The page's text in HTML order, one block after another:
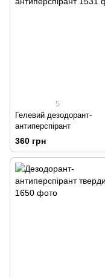
5
Гелевий дезодорант-
антиперспірант
360 грн